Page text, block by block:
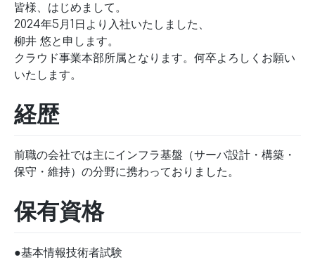
皆様、はじめまして。
2024年5月1日より入社いたしました、
柳井 悠と申します。
クラウド事業本部所属となります。何卒よろしくお願い
いたします。
経歴
前職の会社では主にインフラ基盤（サーバ設計・構築・
保守・維持）の分野に携わっておりました。
保有資格
●基本情報技術者試験